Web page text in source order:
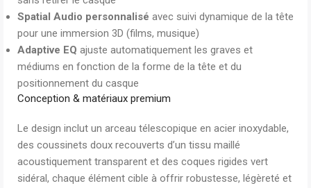
Spatial Audio personnalisé avec suivi dynamique de la tête
pour une immersion 3D (films, musique)
Adaptive EQ ajuste automatiquement les graves et
médiums en fonction de la forme de la tête et du
positionnement du casque
Conception & matériaux premium
Le design inclut un arceau télescopique en acier inoxydable,
des coussinets doux recouverts d’un tissu maillé
acoustiquement transparent et des coques rigides vert
sidéral, chaque élément cible à offrir robustesse, légèreté et